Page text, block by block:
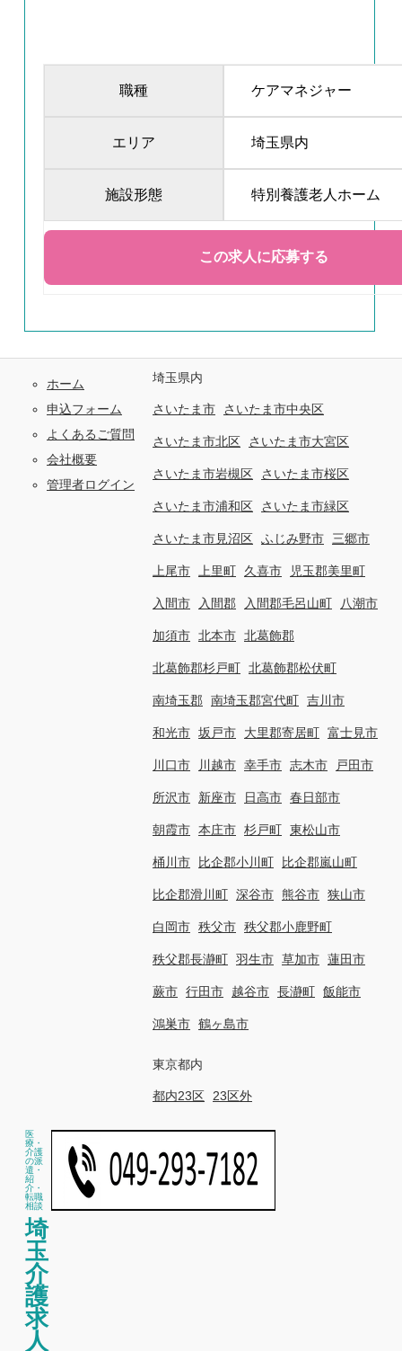
職種 ケアマネジャー
エリア 埼玉県内
施設形態 特別養護老人ホーム
ホーム
申込フォーム
よくあるご質問
会社概要
管理者ログイン
埼玉県内
さいたま市 さいたま市中央区
さいたま市北区 さいたま市大宮区
さいたま市岩槻区 さいたま市桜区
さいたま市浦和区 さいたま市緑区
さいたま市見沼区 ふじみ野市 三郷市
上尾市 上里町 久喜市 児玉郡美里町
入間市 入間郡 入間郡毛呂山町 八潮市
加須市 北本市 北葛飾郡
北葛飾郡杉戸町 北葛飾郡松伏町
南埼玉郡 南埼玉郡宮代町 吉川市
和光市 坂戸市 大里郡寄居町 富士見市
川口市 川越市 幸手市 志木市 戸田市
所沢市 新座市 日高市 春日部市
朝霞市 本庄市 杉戸町 東松山市
桶川市 比企郡小川町 比企郡嵐山町
比企郡滑川町 深谷市 熊谷市 狭山市
白岡市 秩父市 秩父郡小鹿野町
秩父郡長瀞町 羽生市 草加市 蓮田市
蕨市 行田市 越谷市 長瀞町 飯能市
鴻巣市 鶴ヶ島市
東京都内
都内23区 23区外
医
療・
介護
の派
遣・
紹
介・
転職
相談
埼
玉
介
護
求
人